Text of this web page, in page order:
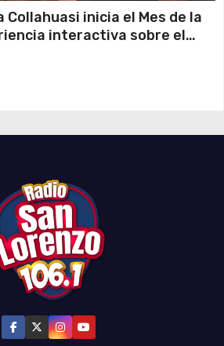
Collahuasi inicia el Mes de la
interactiva sobre el